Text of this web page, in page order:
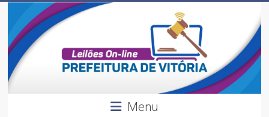
content
Leilões
Divulgação
dos
leilões
realizados
pela
Menu